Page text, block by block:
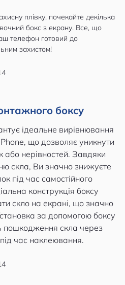
плівку, почекайте декілька
бокс з екрану. Все, що
телефон готовий до
захистом!
боксу
ідеальне вирівнювання
що дозволяє уникнути
нерівностей. Завдяки
скла, Ви значно знижуєте
під час самостійного
конструкція боксу
скло на екрані, що значно
за допомогою боксу
пошкодження скла через
час наклеювання.